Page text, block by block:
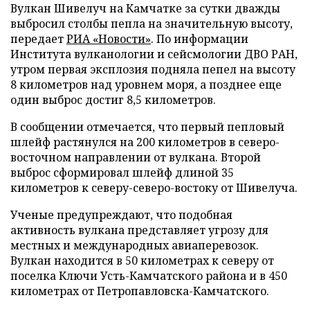
Вулкан Шивелуч на Камчатке за сутки дважды
выбросил столбы пепла на значительную высоту,
передаетРИА «Новости». По информации
Института вулканологии и сейсмологии ДВО РАН,
утром первая эксплозия подняла пепел на высоту
8 километров над уровнем моря, а позднее еще
один выброс достиг 8,5 километров.
В сообщении отмечается, что первый пепловый
шлейф растянулся на 200 километров в северо-
восточном направлении от вулкана. Второй
выброс сформировал шлейф длиной 35
километров к северу-северо-востоку от Шивелуча.
Ученые предупреждают, что подобная
активность вулкана представляет угрозу для
местных и международных авиаперевозок.
Вулкан находится в 50 километрах к северу от
поселка Ключи Усть-Камчатского района и в 450
километрах от Петропавловска-Камчатского.